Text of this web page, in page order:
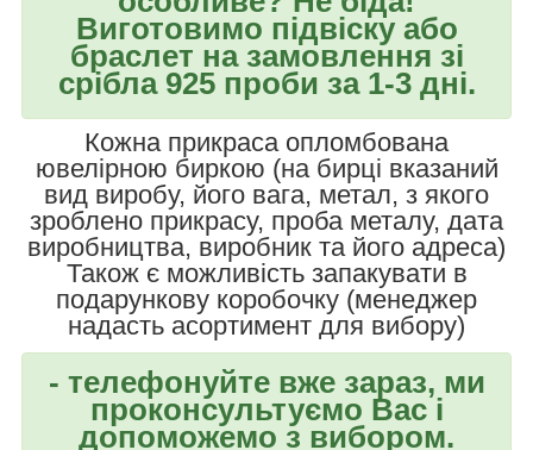
Виготовимо підвіску або
браслет на замовлення зі
срібла 925 проби за 1-3 дні.
Кожна прикраса опломбована
ювелірною биркою (на бирці вказаний
вид виробу, його вага, метал, з якого
зроблено прикрасу, проба металу, дата
виробництва, виробник та його адреса)
Також є можливість запакувати в
подарункову коробочку (менеджер
надасть асортимент для вибору)
- телефонуйте вже зараз, ми
проконсультуємо Вас і
допоможемо з вибором.